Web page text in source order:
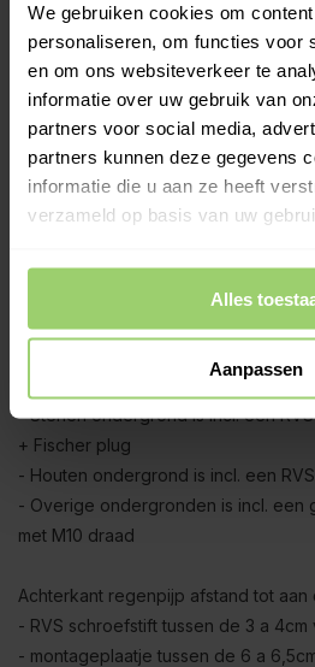
We gebruiken cookies om
personaliseren, om functies voor
en om ons websiteverkeer te
informatie over uw gebruik van
partners voor social media,
partners kunnen deze gegevens
informatie die u aan ze heeft
verzameld op basis van uw
Alles
Aanpassen
Regenpijp lengtes:
Regenpijpen worden eenvoudig in
deel wordt deze ca 5 a 10cm in de
geschoven. Om die reden is
x 3 meter + 1 x 2 meter) ca. 5cm
De regenpijp wordt geleverd
RVS schroefoog en zinken dubbele
wrong zorgt voor traditioneel
- Stenen ondergrond is incl. een
+ Fischer plug
- Houten ondergrond is incl. een
- Overige ondergronden is incl. een
met M10 draad
Achterkant regenpijp afstand tot aan
- RVS schroefstift tussen de 3 a 4cm
- montageplaatje tussen de 6 a